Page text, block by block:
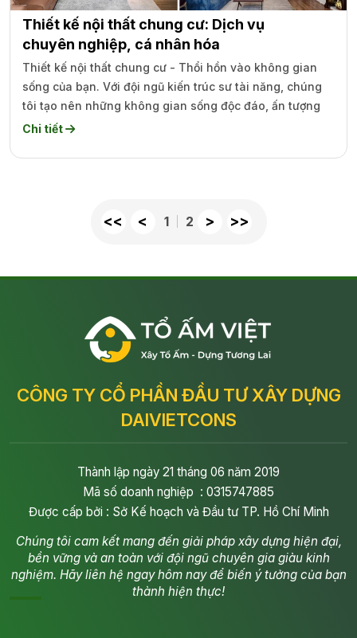
Thiết kế nội thất chung cư: Dịch vụ
chuyên nghiệp, cá nhân hóa
Thiết kế nội thất chung cư - Thổi hồn vào không gian
sống của bạn. Với đội ngũ kiến trúc sư tài năng, chúng
tôi tạo nên những không gian sống độc đáo, ấn tượng
Chi tiết
<< < 1 2 > >>
CÔNG TY CỔ PHẦN ĐẦU TƯ XÂY DỰNG
DAIVIETCONS
Thành lập ngày 21 tháng 06 năm 2019
Mã số doanh nghiệp : 0315747885
Được cấp bởi : Sở Kế hoạch và Đầu tư TP. Hồ Chí Minh
Chúng tôi cam kết mang đến giải pháp xây dựng hiện đại,
bền vững và an toàn với đội ngũ chuyên gia giàu kinh
nghiệm. Hãy liên hệ ngay hôm nay để biến ý tưởng của bạn
thành hiện thực!